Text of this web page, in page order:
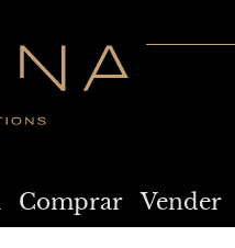
Comprar Vender